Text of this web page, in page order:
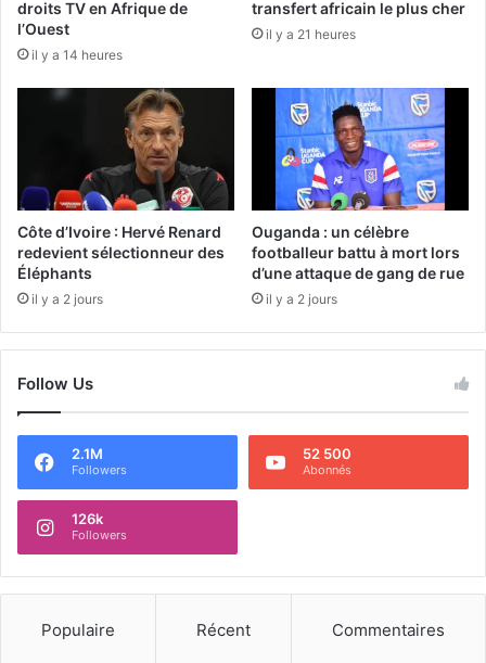
droits TV en Afrique de
l’Ouest
il y a 14 heures
transfert africain le plus cher
il y a 21 heures
Côte d’Ivoire : Hervé Renard
redevient sélectionneur des
Éléphants
il y a 2 jours
Ouganda : un célèbre
footballeur battu à mort lors
d’une attaque de gang de rue
il y a 2 jours
Follow Us
2.1M
Followers
52 500
Abonnés
126k
Followers
Populaire Récent Commentaires